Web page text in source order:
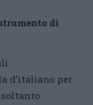
di
d’italiano per